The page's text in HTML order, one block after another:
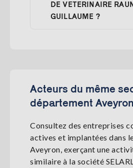
DE VETERINAIRE
GUILLAUME ?
Acteurs du même
département
Consultez des entreprises
actives et implantées dans
Aveyron, exerçant une
similaire à la société